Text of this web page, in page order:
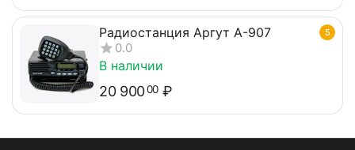
5
Радиостанция Аргут А-907
0.0
В наличии
20 90000 ₽